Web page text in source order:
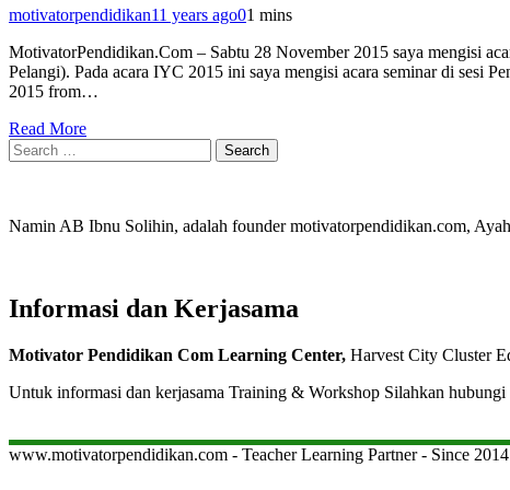
motivatorpendidikan11 years ago01 mins
MotivatorPendidikan.Com – Sabtu 28 November 2015 saya mengisi
Pelangi). Pada acara IYC 2015 ini saya mengisi acara seminar di sesi
2015 from…
Read More
Search
for:
Namin AB Ibnu Solihin, adalah founder motivatorpendidikan.com,
Informasi dan Kerjasama
Motivator Pendidikan Com Learning Center, Harvest City Cluster
Untuk informasi dan kerjasama Training & Workshop Silahkan
www.motivatorpendidikan.com - Teacher Learning Partner - Since